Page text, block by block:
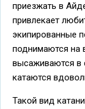
приезжать в
привлекает
экипированные
поднимаются на
высаживаются в
катаются
Такой вид